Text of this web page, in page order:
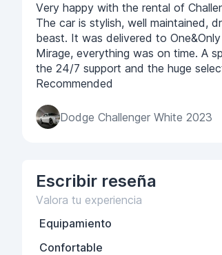
Very happy with the rental of
The car is stylish, well maintained,
beast. It was delivered to
Mirage, everything was on time. A
the 24/7 support and the huge
Recommended
Dodge Challenger White 2023
Escribir reseña
Valora tu experiencia
Equipamiento
Confortable